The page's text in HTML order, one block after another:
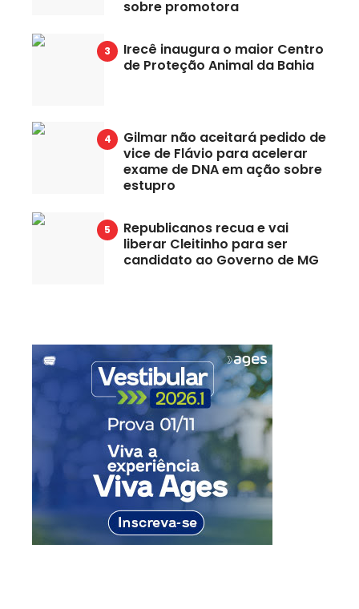
sobre promotora
Irecê inaugura o maior Centro
de Proteção Animal da Bahia
Gilmar não aceitará pedido de
vice de Flávio para acelerar
exame de DNA em ação sobre
estupro
Republicanos recua e vai
liberar Cleitinho para ser
candidato ao Governo de MG